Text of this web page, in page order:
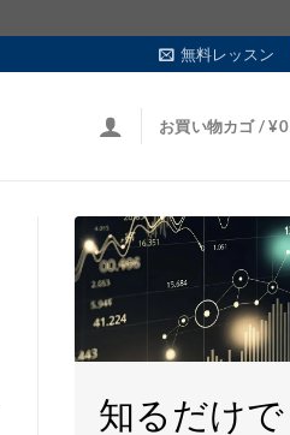
無料レッスン
お買い物カゴ /¥0
知るだけで